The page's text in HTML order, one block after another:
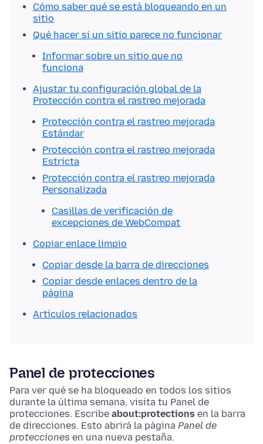
Cómo saber qué se está bloqueando en un
sitio
Qué hacer si un sitio parece no funcionar
Informar sobre un sitio que no
funciona
Ajustar tu configuración global de la
Protección contra el rastreo mejorada
Protección contra el rastreo mejorada
Estándar
Protección contra el rastreo mejorada
Estricta
Protección contra el rastreo mejorada
Personalizada
Casillas de verificación de
excepciones de WebCompat
Copiar enlace limpio
Copiar desde la barra de direcciones
Copiar desde enlaces dentro de la
página
Artículos relacionados
Panel de protecciones
Para ver qué se ha bloqueado en todos los sitios
durante la última semana, visita tu Panel de
protecciones. Escribe about:protections en la barra
de direcciones. Esto abrirá la página Panel de
protecciones en una nueva pestaña.